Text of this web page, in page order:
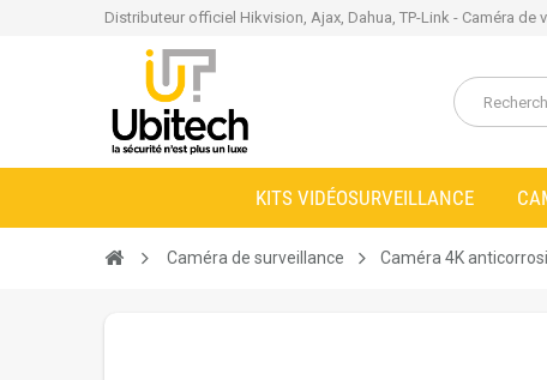
Distributeur officiel Hikvision, Ajax, Dahua, TP-Link - Caméra de
KITS VIDÉOSURVEILLANCE
Caméra de surveillance Caméra 4K